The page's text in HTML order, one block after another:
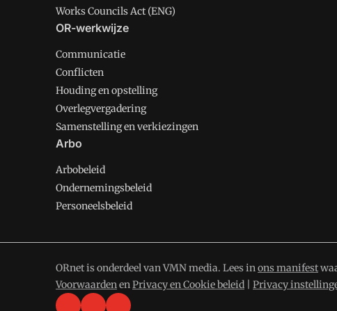
Works Councils Act (ENG)
OR-werkwijze
Communicatie
Conflicten
Houding en opstelling
Overlegvergadering
Samenstelling en verkiezingen
Arbo
Arbobeleid
Ondernemingsbeleid
Personeelsbeleid
ORnet is onderdeel van VMN media. Lees inons manifest
VoorwaardenenPrivacy en Cookie beleid Privacy